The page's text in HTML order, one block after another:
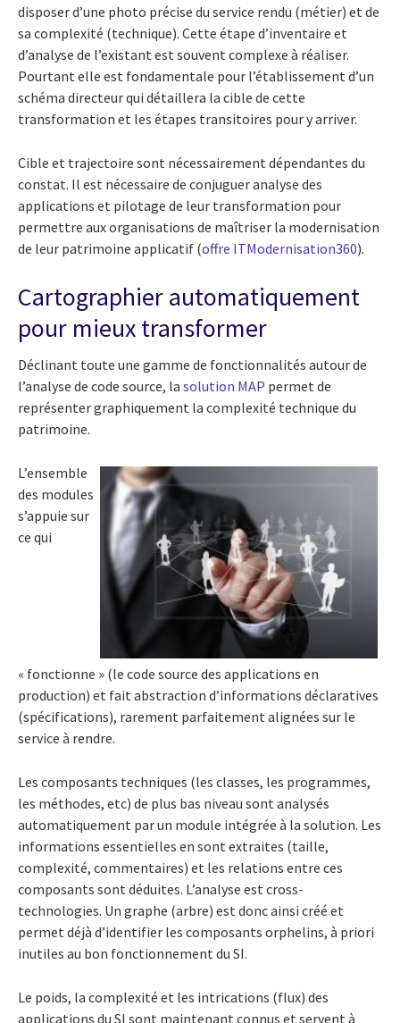
disposer d’une photo précise du service rendu (métier) et de
sa complexité (technique). Cette étape d’inventaire et
d’analyse de l’existant est souvent complexe à réaliser.
Pourtant elle est fondamentale pour l’établissement d’un
schéma directeur qui détaillera la cible de cette
transformation et les étapes transitoires pour y arriver.
Cible et trajectoire sont nécessairement dépendantes du
constat. Il est nécessaire de conjuguer analyse des
applications et pilotage de leur transformation pour
permettre aux organisations de maîtriser la modernisation
de leur patrimoine applicatif (offre ITModernisation360).
Cartographier automatiquement
pour mieux transformer
Déclinant toute une gamme de fonctionnalités autour de
l’analyse de code source, la solution MAP permet de
représenter graphiquement la complexité technique du
patrimoine.
L’ensemble
des modules
s’appuie sur
ce qui
« fonctionne » (le code source des applications en
production) et fait abstraction d’informations déclaratives
(spécifications), rarement parfaitement alignées sur le
service à rendre.
Les composants techniques (les classes, les programmes,
les méthodes, etc) de plus bas niveau sont analysés
automatiquement par un module intégrée à la solution. Les
informations essentielles en sont extraites (taille,
complexité, commentaires) et les relations entre ces
composants sont déduites. L’analyse est cross-
technologies. Un graphe (arbre) est donc ainsi créé et
permet déjà d’identifier les composants orphelins, à priori
inutiles au bon fonctionnement du SI.
Le poids, la complexité et les intrications (flux) des
applications du SI sont maintenant connus et servent à